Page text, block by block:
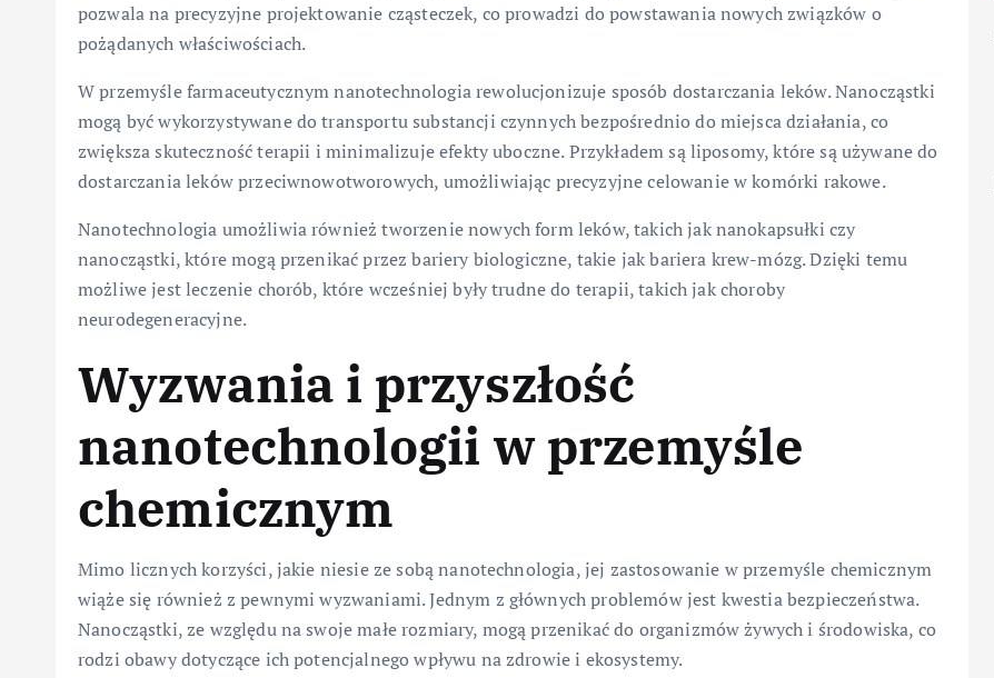
pozwala na precyzyjne projektowanie cząsteczek, co prowadzi do powstawania nowych związków o
pożądanych właściwościach.
W przemyśle farmaceutycznym nanotechnologia rewolucjonizuje sposób dostarczania leków. Nanocząstki
mogą być wykorzystywane do transportu substancji czynnych bezpośrednio do miejsca działania, co
zwiększa skuteczność terapii i minimalizuje efekty uboczne. Przykładem są liposomy, które są używane do
dostarczania leków przeciwnowotworowych, umożliwiając precyzyjne celowanie w komórki rakowe.
Nanotechnologia umożliwia również tworzenie nowych form leków, takich jak nanokapsułki czy
nanocząstki, które mogą przenikać przez bariery biologiczne, takie jak bariera krew-mózg. Dzięki temu
możliwe jest leczenie chorób, które wcześniej były trudne do terapii, takich jak choroby
neurodegeneracyjne.
Wyzwania i przyszłość
nanotechnologii w przemyśle
chemicznym
Mimo licznych korzyści, jakie niesie ze sobą nanotechnologia, jej zastosowanie w przemyśle chemicznym
wiąże się również z pewnymi wyzwaniami. Jednym z głównych problemów jest kwestia bezpieczeństwa.
Nanocząstki, ze względu na swoje małe rozmiary, mogą przenikać do organizmów żywych i środowiska, co
rodzi obawy dotyczące ich potencjalnego wpływu na zdrowie i ekosystemy.